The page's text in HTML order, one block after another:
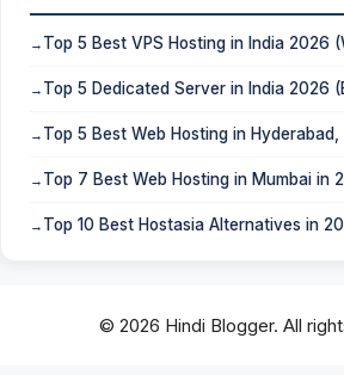
Top 5 Best VPS Hosting in India 2026
Top 5 Dedicated Server in India 2026
Top 5 Best Web Hosting in
Top 7 Best Web Hosting in Mumbai in
Top 10 Best Hostasia Alternatives in
© 2026 Hindi Blogger. All